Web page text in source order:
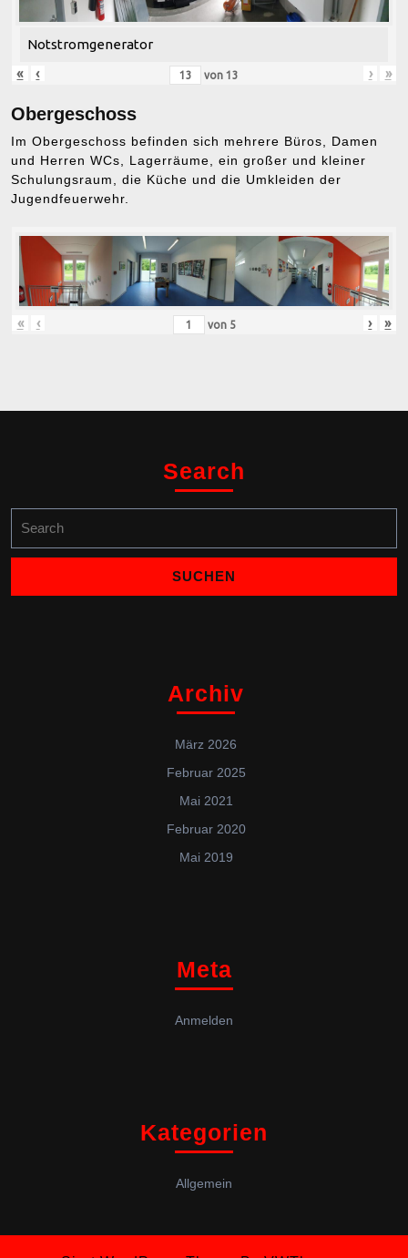
Notstromgenerator
«
‹ von 13 › »
Obergeschoss
Im Obergeschoss befinden sich mehrere Büros, Damen
und Herren WCs, Lagerräume, ein großer und kleiner
Schulungsraum, die Küche und die Umkleiden der
Jugendfeuerwehr.
« ‹ von 5 › »
Search
for:
Archiv
März 2026
Februar 2025
Mai 2021
Februar 2020
Mai 2019
Meta
Anmelden
Kategorien
Allgemein